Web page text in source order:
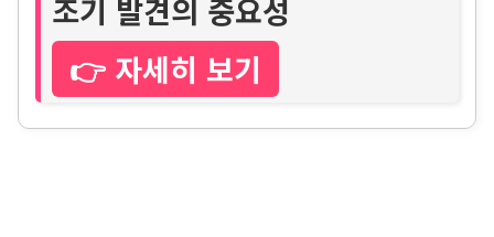
조기 발견의 중요성
👉 자세히 보기